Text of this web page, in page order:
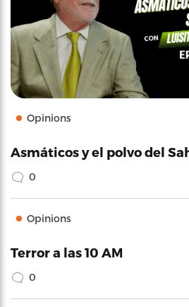
Opinions
Asmáticos y el polvo del
0
Opinions
Terror a las 10 AM
0